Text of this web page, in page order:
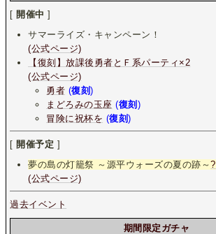
[ 開催中 ]
サマーライズ・キャンペーン！
(公式ページ)
【復刻】放課後勇者とＦ系パーティ×2
(公式ページ)
勇者 (復刻)
まどろみの玉座 (復刻 )
冒険に祝杯を (復刻)
[ 開催予定 ]
夢の島の灯籠祭 ～源平ウォーズの夏の跡～?
(公式ページ)
過去イベント
期間限定ガチャ